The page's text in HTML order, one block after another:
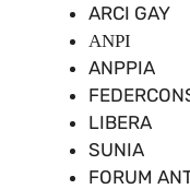
ARCI GAY
ΑΝΡΙ
ANPPIA
LIBERA
SUNIA
FORUM